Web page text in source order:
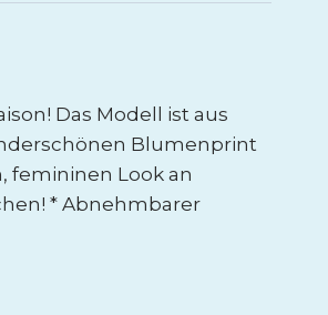
Das Modell ist aus
Blumenprint
femininen Look an
* Abnehmbarer